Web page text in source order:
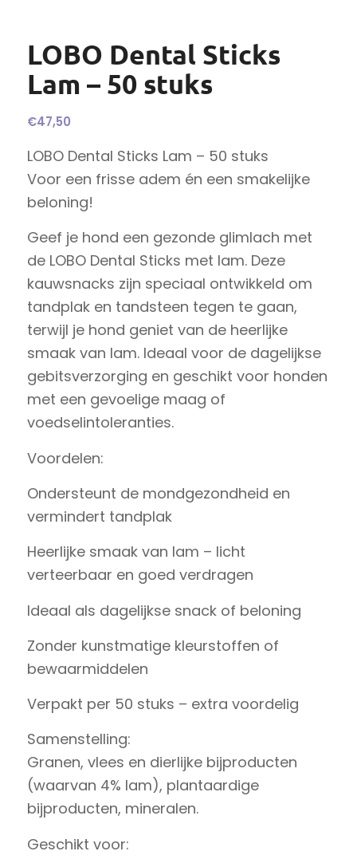
LOBO Dental Sticks
Lam – 50 stuks
€47,50
LOBO Dental Sticks Lam – 50 stuks
Voor een frisse adem én een smakelijke
beloning!
Geef je hond een gezonde glimlach met
de LOBO Dental Sticks met lam. Deze
kauwsnacks zijn speciaal ontwikkeld om
tandplak en tandsteen tegen te gaan,
terwijl je hond geniet van de heerlijke
smaak van lam. Ideaal voor de dagelijkse
gebitsverzorging en geschikt voor honden
met een gevoelige maag of
voedselintoleranties.
Voordelen:
Ondersteunt de mondgezondheid en
vermindert tandplak
Heerlijke smaak van lam – licht
verteerbaar en goed verdragen
Ideaal als dagelijkse snack of beloning
Zonder kunstmatige kleurstoffen of
bewaarmiddelen
Verpakt per 50 stuks – extra voordelig
Samenstelling:
Granen, vlees en dierlijke bijproducten
(waarvan 4% lam), plantaardige
bijproducten, mineralen.
Geschikt voor: